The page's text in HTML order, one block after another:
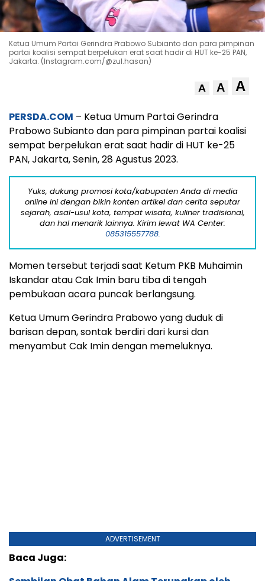
Ketua Umum Partai Gerindra Prabowo Subianto dan para pimpinan
partai koalisi sempat berpelukan erat saat hadir di HUT ke-25 PAN,
Jakarta. (Instagram.com/@zul.hasan)
A A A
PERSDA.COM – Ketua Umum Partai Gerindra
Prabowo Subianto dan para pimpinan partai koalisi
sempat berpelukan erat saat hadir di HUT ke-25
PAN, Jakarta, Senin, 28 Agustus 2023.
Yuks, dukung promosi kota/kabupaten Anda di media
online ini dengan bikin konten artikel dan cerita seputar
sejarah, asal-usul kota, tempat wisata, kuliner tradisional,
dan hal menarik lainnya. Kirim lewat WA Center:
085315557788.
Momen tersebut terjadi saat Ketum PKB Muhaimin
Iskandar atau Cak Imin baru tiba di tengah
pembukaan acara puncak berlangsung.
Ketua Umum Gerindra Prabowo yang duduk di
barisan depan, sontak berdiri dari kursi dan
menyambut Cak Imin dengan memeluknya.
Dari Air Hitam Sampai Dokumen Gaib: Warga
Penghuni Puri Park View Mengadu ke Kantor
Presiden